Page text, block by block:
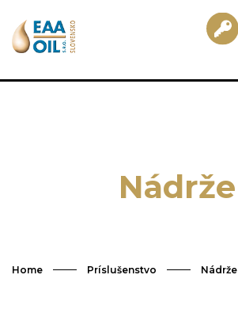
Nádrže
Home Príslušenstvo Nádrže